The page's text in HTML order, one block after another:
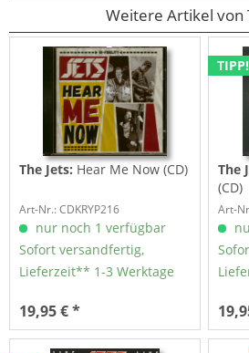
Weitere Artikel von
The Jets: Hear Me Now (CD)
Art-Nr.: CDKRYP216
nur noch 1 verfügbar
Sofort versandfertig,
Lieferzeit** 1-3 Werktage
19,95 € *
TIPP!
The
(CD)
Art-